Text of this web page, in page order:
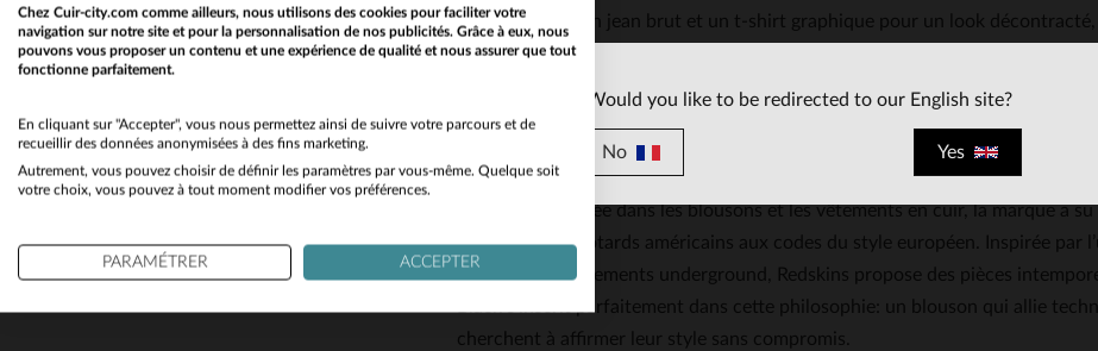
porte seul, sur un jean brut et un t-shirt graphique pour un look
sophistiqué. En hiver, il peut se glisser sous un manteau plus épais ou se
Son style rock, mais jamais outrancier, en fait une pièce facile à intégrer
habillée.
Redskins est une marque française née dans les années 1980, à une
liberté. Spécialisée dans les blousons et les vêtements en cuir, la marque a
l’héritage des motards américains aux codes du style européen. Inspirée par
rock et les mouvements underground, Redskins propose des pièces
Black s’inscrit parfaitement dans cette philosophie: un blouson qui allie
cherchent à affirmer leur style sans compromis.
Would you like to be redirected to our English site?
No Yes
Chez Cuir-city.com comme ailleurs, nous utilisons des cookies pour faciliter votre
navigation sur notre site et pour la personnalisation de nos publicités. Grâce à eux, nous
pouvons vous proposer un contenu et une expérience de qualité et nous assurer que tout
fonctionne parfaitement.
En cliquant sur "Accepter", vous nous permettez ainsi de suivre votre parcours et de
recueillir des données anonymisées à des fins marketing.
Autrement, vous pouvez choisir de définir les paramètres par vous-même. Quelque soit
votre choix, vous pouvez à tout moment modifier vos préférences.
PARAMÉTRER ACCEPTER